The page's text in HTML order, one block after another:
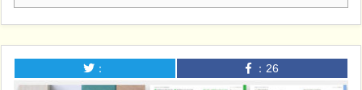
： ： 26